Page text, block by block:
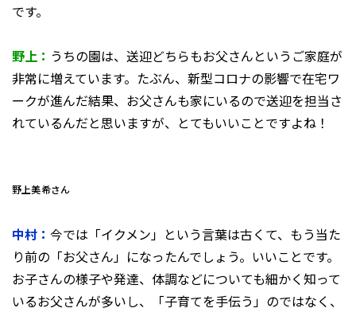
です。
野上： うちの園は、送迎どちらもお父さんというご家庭が
非常に増えています。たぶん、新型コロナの影響で在宅ワ
ークが進んだ結果、お父さんも家にいるので送迎を担当さ
れているんだと思いますが、とてもいいことですよね！
野上美希さん
中村： 今では「イクメン」という言葉は古くて、もう当た
り前の「お父さん」になったんでしょう。いいことです。
お子さんの様子や発達、体調などについても細かく知って
いるお父さんが多いし、「子育てを手伝う」のではなく、